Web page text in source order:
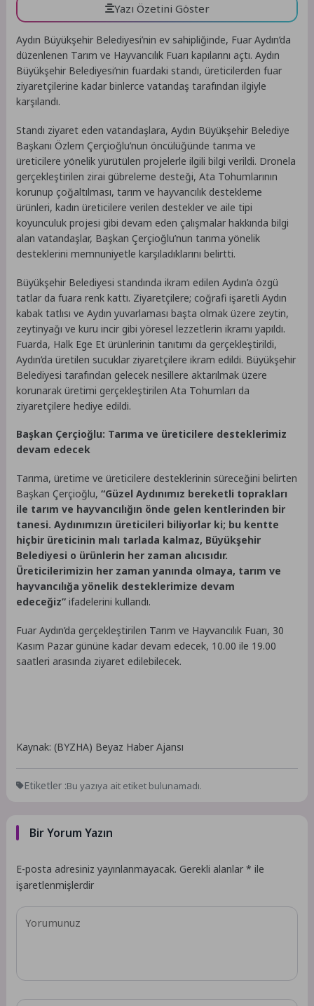
Yazı Özetini Göster
Aydın Büyükşehir Belediyesi’nin ev sahipliğinde, Fuar Aydın’da
düzenlenen Tarım ve Hayvancılık Fuarı kapılarını açtı. Aydın
Büyükşehir Belediyesi’nin fuardaki standı, üreticilerden fuar
ziyaretçilerine kadar binlerce vatandaş tarafından ilgiyle
karşılandı.
Standı ziyaret eden vatandaşlara, Aydın Büyükşehir Belediye
Başkanı Özlem Çerçioğlu’nun öncülüğünde tarıma ve
üreticilere yönelik yürütülen projelerle ilgili bilgi verildi. Dronela
gerçekleştirilen zirai gübreleme desteği, Ata Tohumlarının
korunup çoğaltılması, tarım ve hayvancılık destekleme
ürünleri, kadın üreticilere verilen destekler ve aile tipi
koyunculuk projesi gibi devam eden çalışmalar hakkında bilgi
alan vatandaşlar, Başkan Çerçioğlu’nun tarıma yönelik
desteklerini memnuniyetle karşıladıklarını belirtti.
Büyükşehir Belediyesi standında ikram edilen Aydın’a özgü
tatlar da fuara renk kattı. Ziyaretçilere; coğrafi işaretli Aydın
kabak tatlısı ve Aydın yuvarlaması başta olmak üzere zeytin,
zeytinyağı ve kuru incir gibi yöresel lezzetlerin ikramı yapıldı.
Fuarda, Halk Ege Et ürünlerinin tanıtımı da gerçekleştirildi,
Aydın’da üretilen sucuklar ziyaretçilere ikram edildi. Büyükşehir
Belediyesi tarafından gelecek nesillere aktarılmak üzere
korunarak üretimi gerçekleştirilen Ata Tohumları da
ziyaretçilere hediye edildi.
Başkan Çerçioğlu: Tarıma ve üreticilere desteklerimiz
devam edecek
Tarıma, üretime ve üreticilere desteklerinin süreceğini belirten
Başkan Çerçioğlu,“Güzel Aydınımız bereketli toprakları
ile tarım ve hayvancılığın önde gelen kentlerinden bir
tanesi. Aydınımızın üreticileri biliyorlar ki; bu kentte
hiçbir üreticinin malı tarlada kalmaz, Büyükşehir
Belediyesi o ürünlerin her zaman alıcısıdır.
Üreticilerimizin her zaman yanında olmaya, tarım ve
hayvancılığa yönelik desteklerimize devam
edeceğiz” ifadelerini kullandı.
Fuar Aydın’da gerçekleştirilen Tarım ve Hayvancılık Fuarı, 30
Kasım Pazar gününe kadar devam edecek, 10.00 ile 19.00
saatleri arasında ziyaret edilebilecek.
Kaynak: (BYZHA) Beyaz Haber Ajansı
Etiketler :Bu yazıya ait etiket bulunamadı.
Bir Yorum Yazın
E-posta adresiniz yayınlanmayacak. Gerekli alanlar* ile
işaretlenmişlerdir